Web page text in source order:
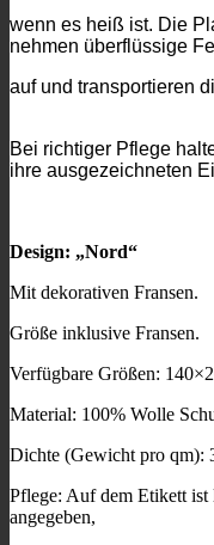
wenn es heiß ist. Die
nehmen überflüssige
auf und transportieren
Bei richtiger Pflege
ihre ausgezeichneten
Design: „Nord“
Mit dekorativen Fransen.
Größe inklusive Fransen.
Verfügbare Größen:
Material: 100% Wolle
Dichte (Gewicht pro qm):
Pflege: Auf dem Etikett
angegeben,